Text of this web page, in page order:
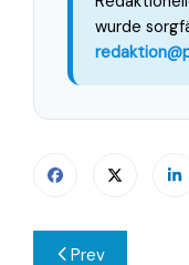
wurde
Prev